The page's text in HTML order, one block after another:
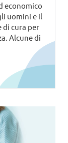
economico
uomini e il
di cura per
Alcune di